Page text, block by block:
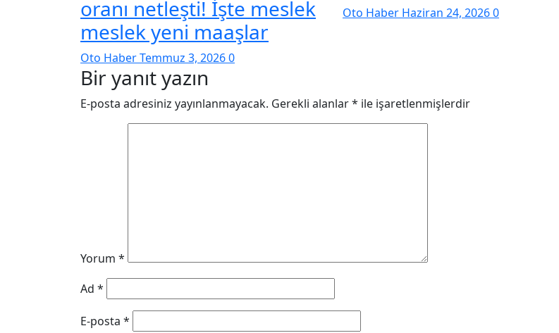
oranı netleşti! İşte meslek
meslek yeni maaşlar
Oto HaberTemmuz 3, 20260
Oto Haber Haziran 24, 20260
Bir yanıt yazın
E-posta adresiniz yayınlanmayacak. Gerekli alanlar* ile işaretlenmişlerdir
Yorum *
Ad *
E-posta *